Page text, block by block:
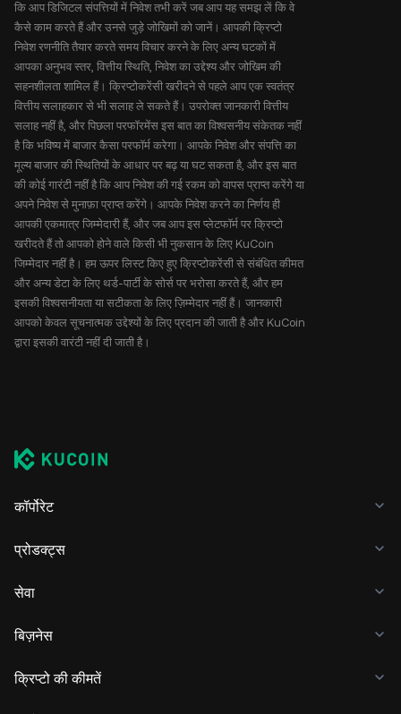
कि आप डिजिटल संपत्तियों में निवेश तभी करें जब आप यह समझ लें कि वे
कैसे काम करते हैं और उनसे जुड़े जोखिमों को जानें। आपकी क्रिप्टो
निवेश रणनीति तैयार करते समय विचार करने के लिए अन्य घटकों में
आपका अनुभव स्तर, वित्तीय स्थिति, निवेश का उद्देश्य और जोखिम की
सहनशीलता शामिल हैं। क्रिप्टोकरेंसी खरीदने से पहले आप एक स्वतंत्र
वित्तीय सलाहकार से भी सलाह ले सकते हैं। उपरोक्त जानकारी वित्तीय
सलाह नहीं है, और पिछला परफॉरमेंस इस बात का विश्वसनीय संकेतक नहीं
है कि भविष्य में बाजार कैसा परफॉर्म करेगा। आपके निवेश और संपत्ति का
मूल्य बाजार की स्थितियों के आधार पर बढ़ या घट सकता है, और इस बात
की कोई गारंटी नहीं है कि आप निवेश की गई रकम को वापस प्राप्त करेंगे या
अपने निवेश से मुनाफ़ा प्राप्त करेंगे। आपके निवेश करने का निर्णय ही
आपकी एकमात्र जिम्मेदारी हैं, और जब आप इस प्लेटफॉर्म पर क्रिप्टो
खरीदते हैं तो आपको होने वाले किसी भी नुकसान के लिए KuCoin
जिम्मेदार नहीं है। हम ऊपर लिस्ट किए हुए क्रिप्टोकरेंसी से संबंधित कीमत
और अन्य डेटा के लिए थर्ड-पार्टी के सोर्स पर भरोसा करते हैं, और हम
इसकी विश्वसनीयता या सटीकता के लिए ज़िम्मेदार नहीं हैं। जानकारी
आपको केवल सूचनात्मक उद्देश्यों के लिए प्रदान की जाती है और KuCoin
द्वारा इसकी वारंटी नहीं दी जाती है।
कॉर्पोरेट
प्रोडक्ट्स
सेवा
बिज़नेस
क्रिप्टो की कीमतें